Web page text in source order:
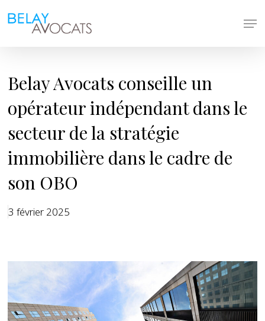
to
Belay Avocats conseille un
opérateur indépendant dans le
secteur de la stratégie
immobilière dans le cadre de
son OBO
3 février 2025